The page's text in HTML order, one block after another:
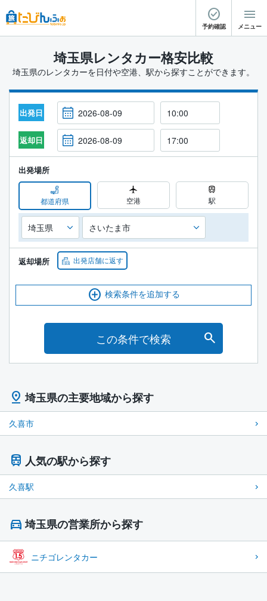
予約確認 メニュー
埼玉県レンタカー格安比較
埼玉県のレンタカーを日付や空港、駅から探すことができます。
出発日
返却日
出発場所
都道府県 空港 駅
返却場所 出発店舗に返す
検索条件を追加する
この条件で検索
埼玉県の主要地域から探す
久喜市
人気の駅から探す
久喜駅
埼玉県の営業所から探す
ニチゴレンタカー